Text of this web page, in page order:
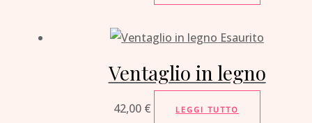
Esaurito
Ventaglio in legno
42,00 € LEGGI TUTTO